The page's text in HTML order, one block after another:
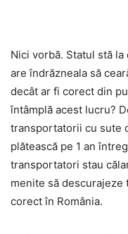
Nici vorbă. Statul stă
are îndrăzneala să
decât ar fi corect din
întâmplă acest lucru?
transportatorii cu sute
plătească pe 1 an
transportatori stau
menite să
corect în România.